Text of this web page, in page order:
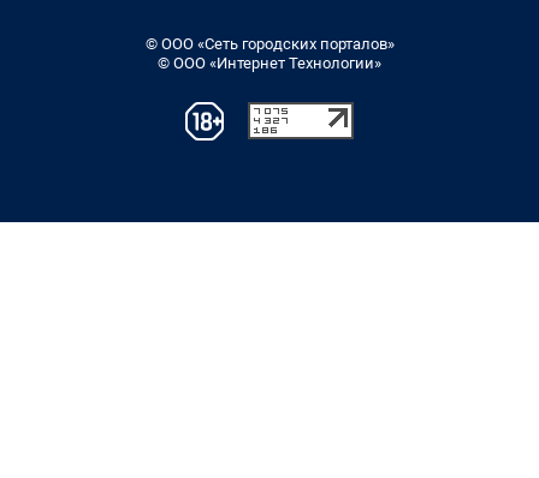
© ООО «Сеть городских порталов»
© ООО «Интернет Технологии»